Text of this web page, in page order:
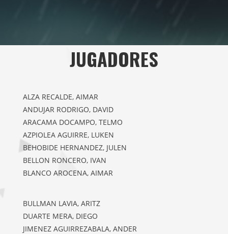
JUGADORES
ALZA RECALDE, AIMAR
ANDUJAR RODRIGO, DAVID
ARACAMA DOCAMPO, TELMO
AZPIOLEA AGUIRRE, LUKEN
BEHOBIDE HERNANDEZ, JULEN
BELLON RONCERO, IVAN
BLANCO AROCENA, AIMAR
BULLMAN LAVIA, ARITZ
DUARTE MERA, DIEGO
JIMENEZ AGUIRREZABALA, ANDER